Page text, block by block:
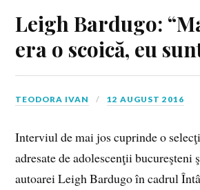
Leigh Bardugo:
era o scoică, eu
TEODORA IVAN 12 AUGUST 2016
Interviul de mai jos cuprinde o
adresate de adolescenţii bucureşteni
autoarei Leigh Bardugo în cadrul